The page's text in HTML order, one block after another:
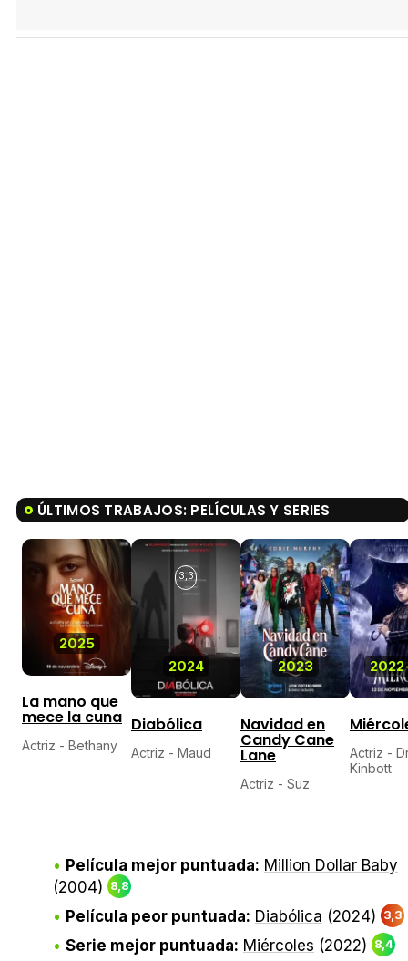
ÚLTIMOS TRABAJOS: PELÍCULAS Y SERIES
2025
La mano que
mece la cuna
Actriz - Bethany
2024
3,3
Diabólica
Actriz - Maud
2023
Navidad en
Candy Cane
Lane
Actriz - Suz
2022
Actriz -
Kinbott
Película mejor puntuada: Million Dollar Baby
(2004)
8,8
Película peor puntuada: Diabólica (2024) 3,3
Serie mejor puntuada: Miércoles (2022) 8,4